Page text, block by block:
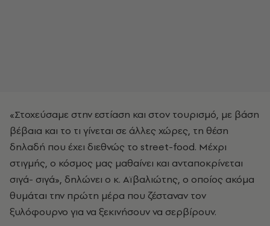
«Στοχεύσαμε στην εστίαση και στον τουρισμό, με βάση
βέβαια και το τι γίνεται σε άλλες χώρες, τη θέση
δηλαδή που έχει διεθνώς το street-food. Μέχρι
στιγμής, ο κόσμος μας μαθαίνει και ανταποκρίνεται
σιγά- σιγά», δηλώνει ο κ. Αϊβαλιώτης, ο οποίος ακόμα
θυμάται την πρώτη μέρα που ζέσταναν τον
ξυλόφουρνο για να ξεκινήσουν να σερβίρουν.